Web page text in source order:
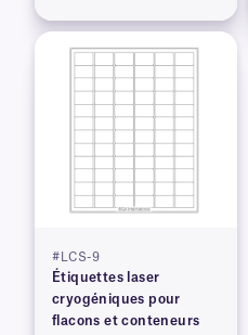
#LCS-9
Étiquettes laser
cryogéniques pour
flacons et conteneurs